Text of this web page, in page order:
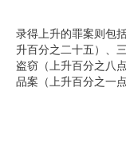
录得上升的罪案则包
升百分之二十五）、
盗窃（上升百分之八
品案（上升百分之一点